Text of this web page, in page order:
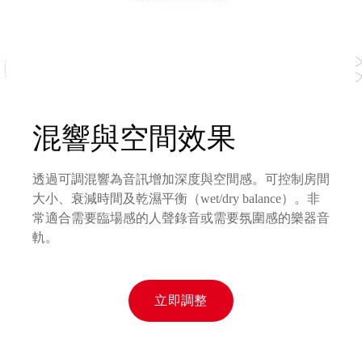
混響與空間效果
透過可調混響為音訊增加深度與空間感。可控制房間
大小、衰減時間及乾濕平衡（wet/dry balance）。非
常適合需要臨場感的人聲錄音或需要氛圍感的樂器音
軌。
立即調整